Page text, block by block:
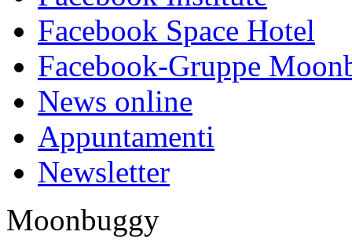
Facebook Space Hotel
Facebook-Gruppe
News online
Appuntamenti
Newsletter
Moonbuggy